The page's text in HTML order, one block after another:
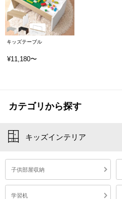
キッズテーブル
¥11,180〜
カテゴリから探す
キッズインテリア
子供部屋収納
学習机